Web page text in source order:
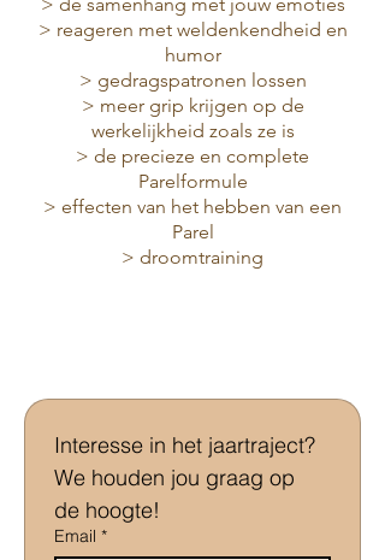
> reageren met weldenkendheid en
humor
> gedragspatronen lossen
> meer grip krijgen op de
werkelijkheid zoals ze is
> de precieze en complete
Parelformule
> effecten van het hebben van een
Parel
> droomtraining
Interesse in het jaartraject?
We houden jou graag op
de hoogte!
Email *